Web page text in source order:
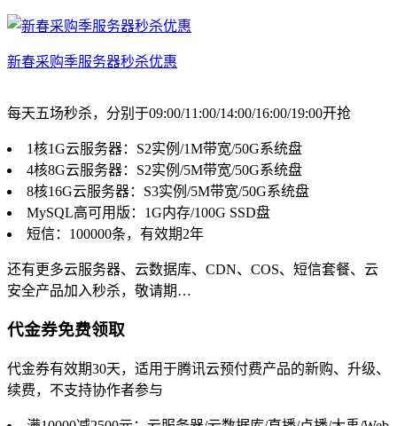
新春采购季服务器秒杀优惠
每天五场秒杀，分别于09:00/11:00/14:00/16:00/19:00开抢
1核1G云服务器：S2实例/1M带宽/50G系统盘
4核8G云服务器：S2实例/5M带宽/50G系统盘
8核16G云服务器：S3实例/5M带宽/50G系统盘
MySQL高可用版：1G内存/100G SSD盘
短信：100000条，有效期2年
还有更多云服务器、云数据库、CDN、COS、短信套餐、云
安全产品加入秒杀，敬请期…
代金券免费领取
代金券有效期30天，适用于腾讯云预付费产品的新购、升级、
续费，不支持协作者参与